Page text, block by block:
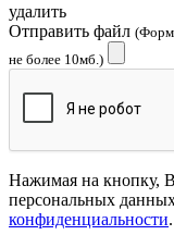
удалить
Отправить файл
не более 10мб.)
Нажимая на кнопку,
персональных
конфиденциальности.